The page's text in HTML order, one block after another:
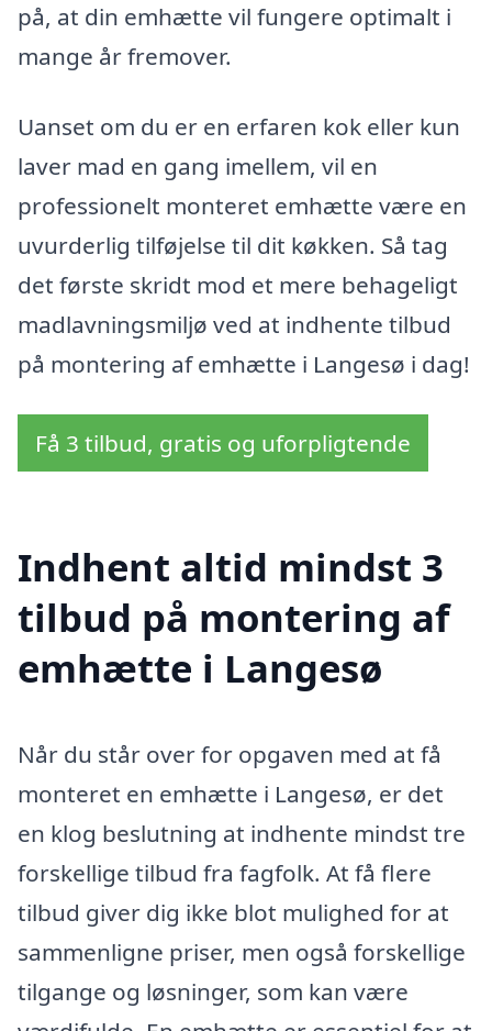
på, at din emhætte vil fungere optimalt i
mange år fremover.
Uanset om du er en erfaren kok eller kun
laver mad en gang imellem, vil en
professionelt monteret emhætte være en
uvurderlig tilføjelse til dit køkken. Så tag
det første skridt mod et mere behageligt
madlavningsmiljø ved at indhente tilbud
på montering af emhætte i Langesø i dag!
Få 3 tilbud, gratis og uforpligtende
Indhent altid mindst 3
tilbud på montering af
emhætte i Langesø
Når du står over for opgaven med at få
monteret en emhætte i Langesø, er det
en klog beslutning at indhente mindst tre
forskellige tilbud fra fagfolk. At få flere
tilbud giver dig ikke blot mulighed for at
sammenligne priser, men også forskellige
tilgange og løsninger, som kan være